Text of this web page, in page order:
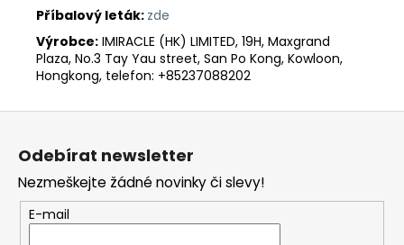
Příbalový leták: zde
Výrobce: IMIRACLE (HK) LIMITED, 19H, Maxgrand
Plaza, No.3 Tay Yau street, San Po Kong, Kowloon,
Hongkong, telefon: +85237088202
Odebírat newsletter
Nezmeškejte žádné novinky či slevy!
E-mail